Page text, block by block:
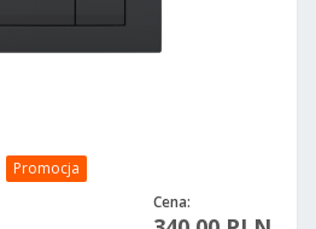
Promocja
Cena: